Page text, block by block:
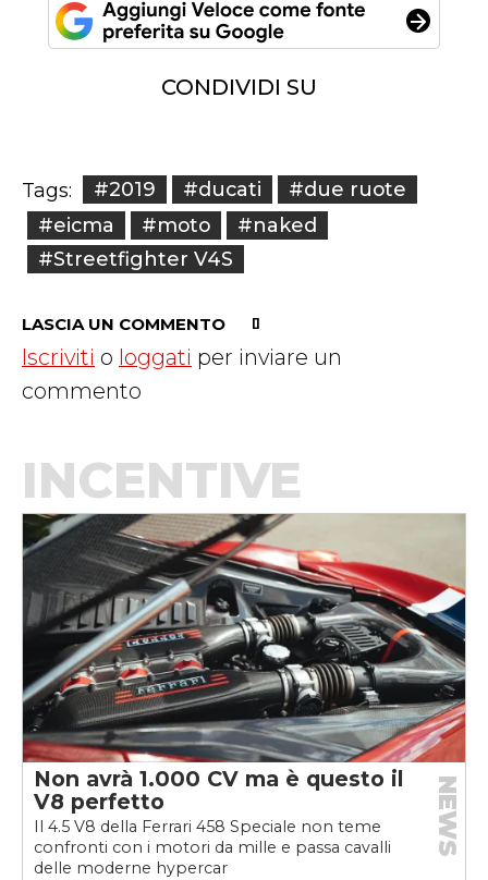
CONDIVIDI SU
Tags: #2019 #ducati
#due ruote
#eicma
#moto
#naked
#Streetfighter V4S
LASCIA UN COMMENTO
Iscriviti o loggati per inviare un
commento
INCENTIVE
Non avrà 1.000 CV ma è questo il
V8 perfetto
Il 4.5 V8 della Ferrari 458 Speciale non teme
confronti con i motori da mille e passa cavalli
delle moderne hypercar
NEWS